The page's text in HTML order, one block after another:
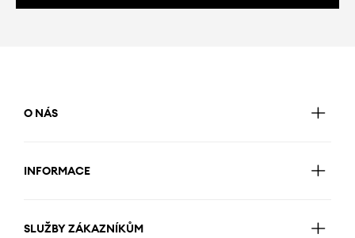
O NÁS
INFORMACE
SLUŽBY ZÁKAZNÍKŮM